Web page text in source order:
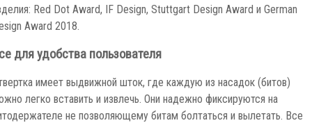
Red Dot Award, IF Design, Stuttgart Design Award и German
Award 2018.
для удобства пользователя
имеет выдвижной шток, где каждую из насадок (битов)
легко вставить и извлечь. Они надежно фиксируются на
не позволяющему битам болтаться и вылетать. Все